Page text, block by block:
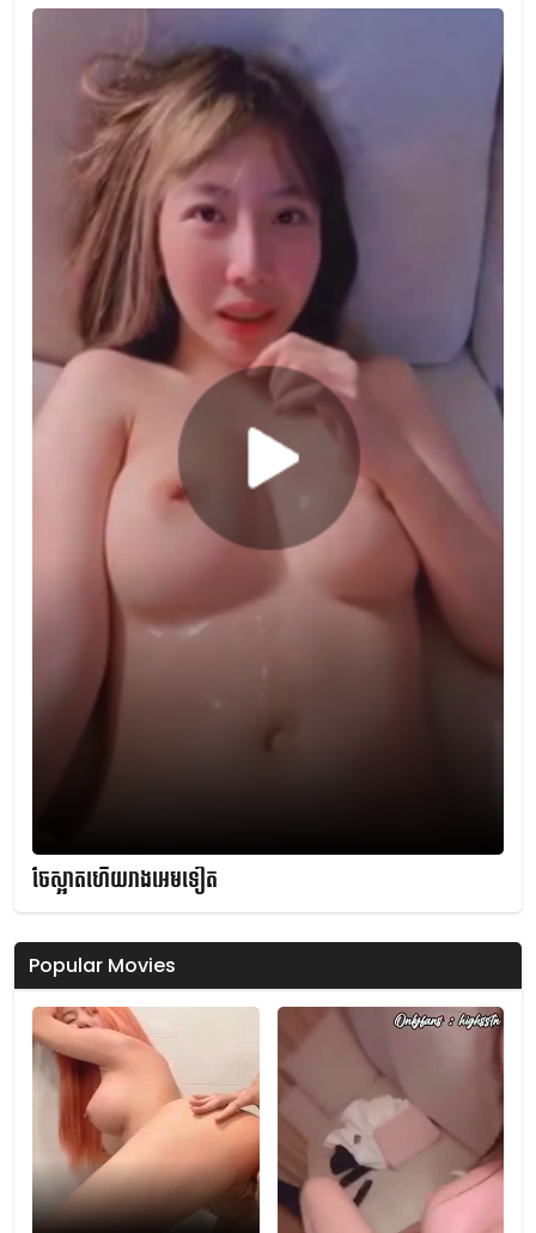
ចែស្អាតហើយរាងអេមទៀត
Popular Movies